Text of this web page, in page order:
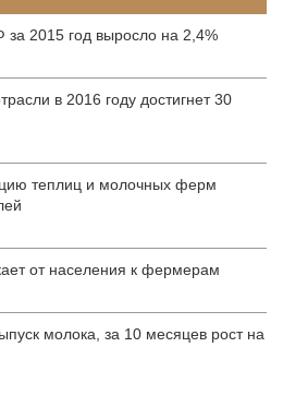
за 2015 год выросло на 2,4%
в 2016 году достигнет 30
теплиц и молочных ферм
от населения к фермерам
молока, за 10 месяцев рост на